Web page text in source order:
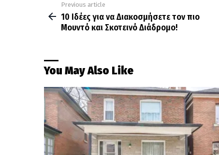
more
Previous article
10 Ιδέες για να Διακοσμήσετε τον πιο
Μουντό και Σκοτεινό Διάδρομο!
You May Also Like